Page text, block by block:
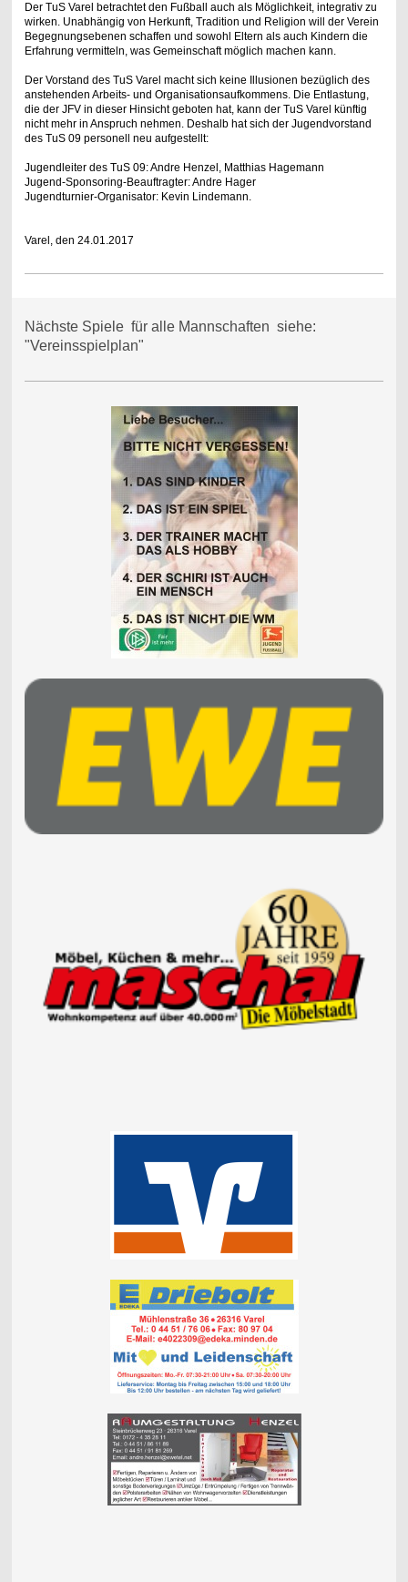
Der TuS Varel betrachtet den Fußball auch als Möglichkeit, integrativ zu
wirken. Unabhängig von Herkunft, Tradition und Religion will der Verein
Begegnungsebenen schaffen und sowohl Eltern als auch Kindern die
Erfahrung vermitteln, was Gemeinschaft möglich machen kann.
Der Vorstand des TuS Varel macht sich keine Illusionen bezüglich des
anstehenden Arbeits- und Organisationsaufkommens. Die Entlastung,
die der JFV in dieser Hinsicht geboten hat, kann der TuS Varel künftig
nicht mehr in Anspruch nehmen. Deshalb hat sich der Jugendvorstand
des TuS 09 personell neu aufgestellt:
Jugendleiter des TuS 09: Andre Henzel, Matthias Hagemann
Jugend-Sponsoring-Beauftragter: Andre Hager
Jugendturnier-Organisator: Kevin Lindemann.
Varel, den 24.01.2017
Nächste Spiele für alle Mannschaften siehe:
"Vereinsspielplan"